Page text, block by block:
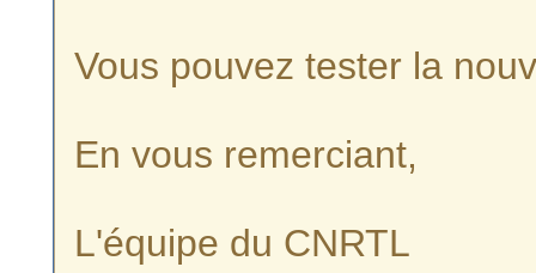
Vous pouvez tester la
En vous remerciant,
L'équipe du CNRTL